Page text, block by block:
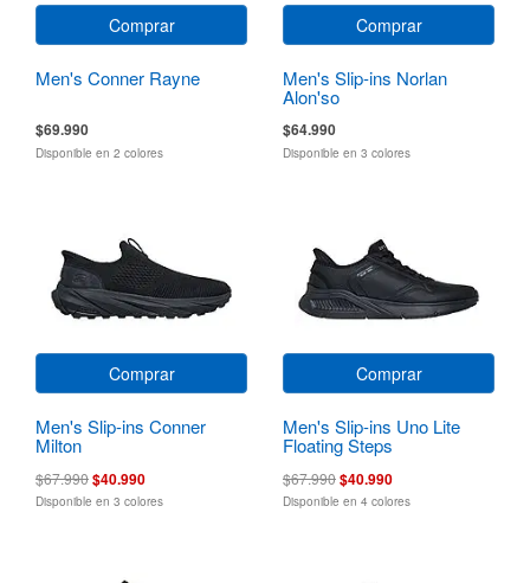
Comprar
Men's Conner Rayne
$69.990
Disponible en 2 colores
Comprar
Men's Slip-ins Norlan
Alon'so
$64.990
Disponible en 3 colores
Comprar
Men's Slip-ins Conner
Milton
$67.990$40.990
Disponible en 3 colores
Comprar
Men's Slip-ins Uno Lite
Floating Steps
$67.990$40.990
Disponible en 4 colores